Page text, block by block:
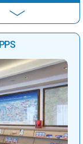
sonnig
2%
0%
0%
26%